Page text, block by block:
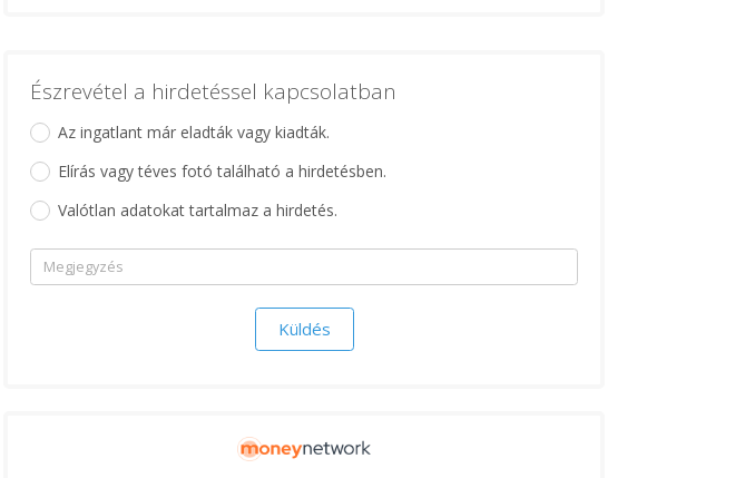
Észrevétel a hirdetéssel kapcsolatban
Az ingatlant már eladták vagy kiadták.
Elírás vagy téves fotó található a hirdetésben.
Valótlan adatokat tartalmaz a hirdetés.